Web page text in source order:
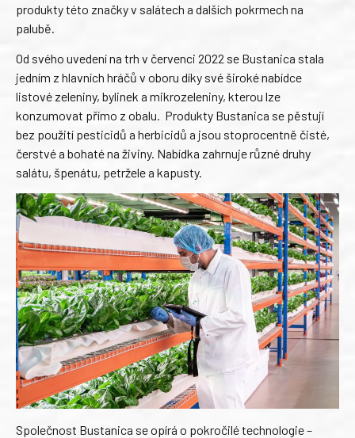
produkty této značky v salátech a dalších pokrmech na
palubě.
Od svého uvedení na trh v červenci 2022 se Bustanica stala
jedním z hlavních hráčů v oboru díky své široké nabídce
listové zeleniny, bylinek a mikrozeleniny, kterou lze
konzumovat přímo z obalu. Produkty Bustanica se pěstují
bez použití pesticidů a herbicidů a jsou stoprocentně čisté,
čerstvé a bohaté na živiny. Nabídka zahrnuje různé druhy
salátu, špenátu, petržele a kapusty.
Společnost Bustanica se opírá o pokročilé technologie –